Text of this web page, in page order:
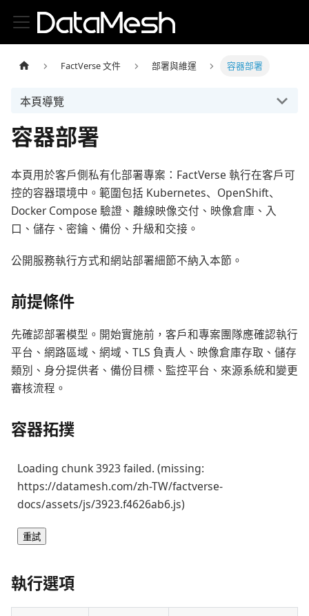
FactVerse 文件 部署與維運 容器部署
本頁導覽
容器部署
本頁用於客戶側私有化部署專案：FactVerse 執行在客戶可
控的容器環境中。範圍包括 Kubernetes、OpenShift、
Docker Compose 驗證、離線映像交付、映像倉庫、入
口、儲存、密鑰、備份、升級和交接。
公開服務執行方式和網站部署細節不納入本節。
前提條件
先確認部署模型。開始實施前，客戶和專案團隊應確認執行
平台、網路區域、網域、TLS 負責人、映像倉庫存取、儲存
類別、身分提供者、備份目標、監控平台、來源系統和變更
審核流程。
容器拓撲
Loading chunk 3923 failed. (missing:
https://datamesh.com/zh-TW/factverse-
docs/assets/js/3923.f4626ab6.js)
重試
執行選項